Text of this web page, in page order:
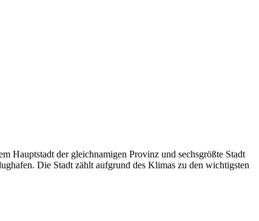
Hauptstadt der gleichnamigen Provinz und sechsgrößte Stadt
Die Stadt zählt aufgrund des Klimas zu den wichtigsten